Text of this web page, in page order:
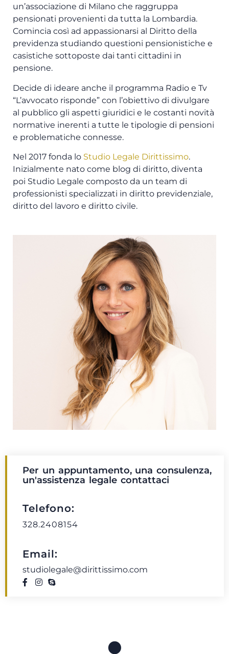
un’associazione di Milano che raggruppa
pensionati provenienti da tutta la Lombardia.
Comincia così ad appassionarsi al Diritto della
previdenza studiando questioni pensionistiche e
casistiche sottoposte dai tanti cittadini in
pensione.
Decide di ideare anche il programma Radio e Tv
“L’avvocato risponde” con l’obiettivo di divulgare
al pubblico gli aspetti giuridici e le costanti novità
normative inerenti a tutte le tipologie di pensioni
e problematiche connesse.
Nel 2017 fonda lo Studio Legale Dirittissimo.
Inizialmente nato come blog di diritto, diventa
poi Studio Legale composto da un team di
professionisti specializzati in diritto previdenziale,
diritto del lavoro e diritto civile.
Per un appuntamento, una consulenza,
un'assistenza legale contattaci
Telefono:
328.2408154
Email:
studiolegale@dirittissimo.com